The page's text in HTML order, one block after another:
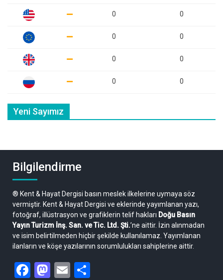
0 0
0 0
0 0
0 0
Yeni Sayımız
Bilgilendirme
® Kent & Hayat Dergisi basın meslek ilkelerine uymaya söz
vermiştir. Kent & Hayat Dergisi ve eklerinde yayımlanan yazı,
fotoğraf, illüstrasyon ve grafiklerin telif hakları Doğu Basın
Yayın Turizm İnş. San. ve Tic. Ltd. Şti.’ne aittir. İzin alınmadan
ve isim belirtilmeden hiçbir şekilde kullanılamaz. Yayımlanan
ilanların ve köşe yazılarının sorumlulukları sahiplerine aittir.
Facebook
Mastodon
Email